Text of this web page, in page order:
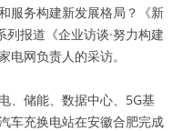
服务构建新发展格局？《新
报道《企业访谈·努力构建
电网负责人的采访。
、储能、数据中心、5G基
车充换电站在安徽合肥完成